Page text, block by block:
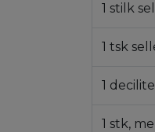
1 stilk
1 tsk
1
1 stk,